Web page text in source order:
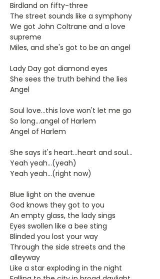
Birdland on fifty-three
The street sounds like a symphony
We got John Coltrane and a love
supreme
Miles, and she's got to be an angel
Lady Day got diamond eyes
She sees the truth behind the lies
Angel
Soul love...this love won't let me go
So long...angel of Harlem
Angel of Harlem
She says it's heart...heart and soul...
Yeah yeah...(yeah)
Yeah yeah...(right now)
Blue light on the avenue
God knows they got to you
An empty glass, the lady sings
Eyes swollen like a bee sting
Blinded you lost your way
Through the side streets and the
alleyway
Like a star exploding in the night